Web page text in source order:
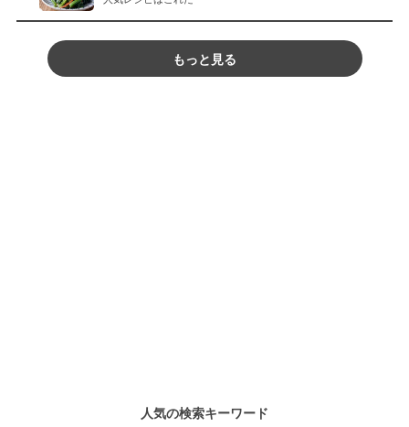
もっと見る
人気の検索キーワード